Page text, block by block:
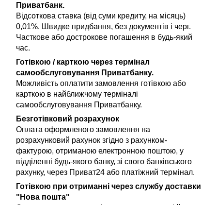
Приватбанк.
Відсоткова ставка (від суми кредиту, на місяць)
0,01%. Швидке придбання, без документів і черг.
Часткове або дострокове погашення в будь-який
час.
Готівкою / карткою через термінал
самообслуговування Приватбанку.
Можливість оплатити замовлення готівкою або
карткою в найближчому терміналі
самообслуговування Приватбанку.
Безготівковий розрахунок
Оплата оформленого замовлення на
розрахунковий рахунок згідно з рахунком-
фактурою, отриманою електронною поштою, у
відділенні будь-якого банку, зі свого банківського
рахунку, через Приват24 або платіжний термінал.
Готівкою при отриманні через службу доставки
"Нова пошта"